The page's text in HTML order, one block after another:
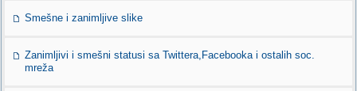
Smešne i zanimljive slike
Zanimljivi i smešni statusi sa Twittera,Facebooka i ostalih soc.
mreža